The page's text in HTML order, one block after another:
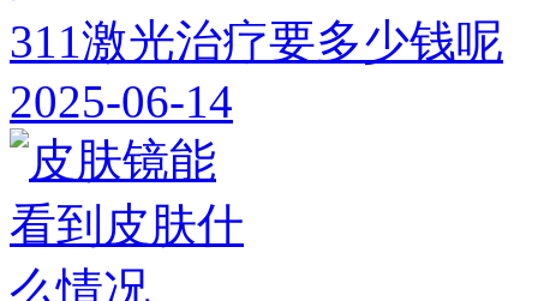
311激光治疗要多少钱呢
2025-06-14